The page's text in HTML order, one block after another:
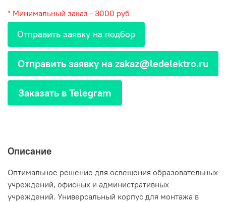
* Минимальный заказ - 3000 руб
Отправить заявку на подбор
Отправить заявку на zakaz@ledelektro.ru
Заказать в Telegram
Описание
Оптимальное решение для освещения образовательных
учреждений, офисных и административных
учреждений. Универсальный корпус для монтажа в